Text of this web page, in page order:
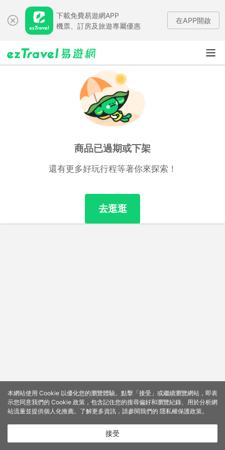
下載免費易遊網APP
機票、訂房及旅遊專屬優惠
在APP開啟
商品已過期或下架
還有更多好玩行程等著你來探索！
去逛逛
本網站使用 Cookie 以優化您的瀏覽體驗。點擊「接受」或繼續瀏覽網站，即表
示您同意我們的 Cookie 政策，包含記住您的搜尋偏好和瀏覽紀錄、用於分析網
站流量並提供個人化推薦。了解更多資訊，請參閱我們的 隱私權保護政策。
接受